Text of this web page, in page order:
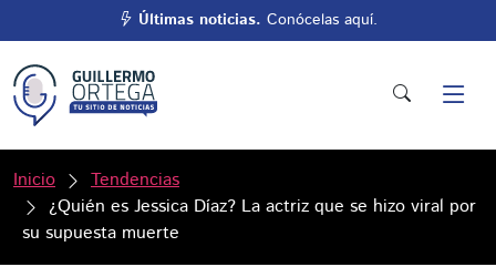
Últimas noticias. Conócelas aquí.
Inicio
Tendencias
¿Quién es Jessica Díaz? La actriz que se hizo viral por
su supuesta muerte